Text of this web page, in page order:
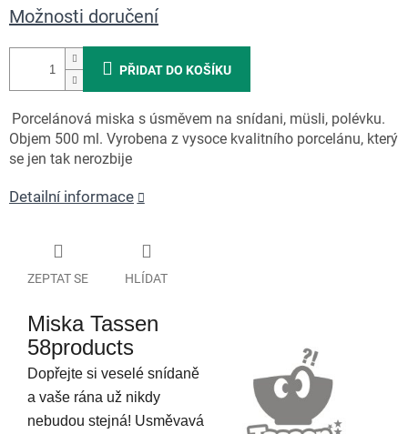
Možnosti doručení
PŘIDAT DO KOŠÍKU
Porcelánová miska s úsměvem na snídani, müsli, polévku.
Objem 500 ml. Vyrobena z vysoce kvalitního porcelánu, který
se jen tak nerozbije
Detailní informace
ZEPTAT SE HLÍDAT
Miska Tassen
58products
Dopřejte si veselé snídaně
a vaše rána už nikdy
nebudou stejná! Usměvavá